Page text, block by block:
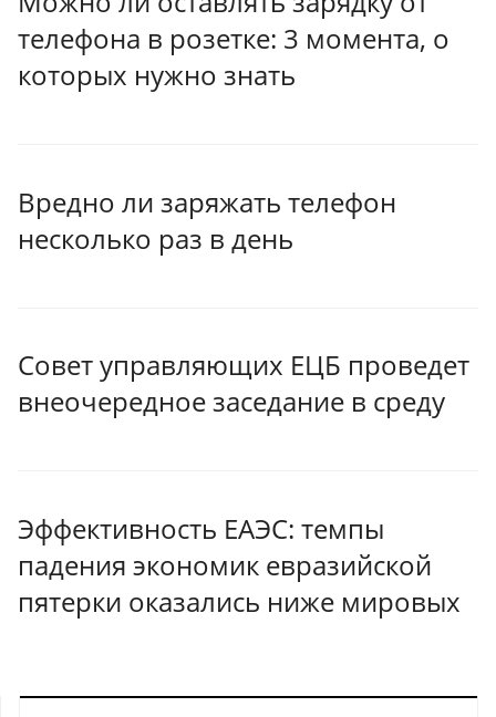
телефона в розетке: 3 момента, о
которых нужно знать
Вредно ли заряжать телефон
несколько раз в день
Совет управляющих ЕЦБ проведет
внеочередное заседание в среду
Эффективность ЕАЭС: темпы
падения экономик евразийской
пятерки оказались ниже мировых